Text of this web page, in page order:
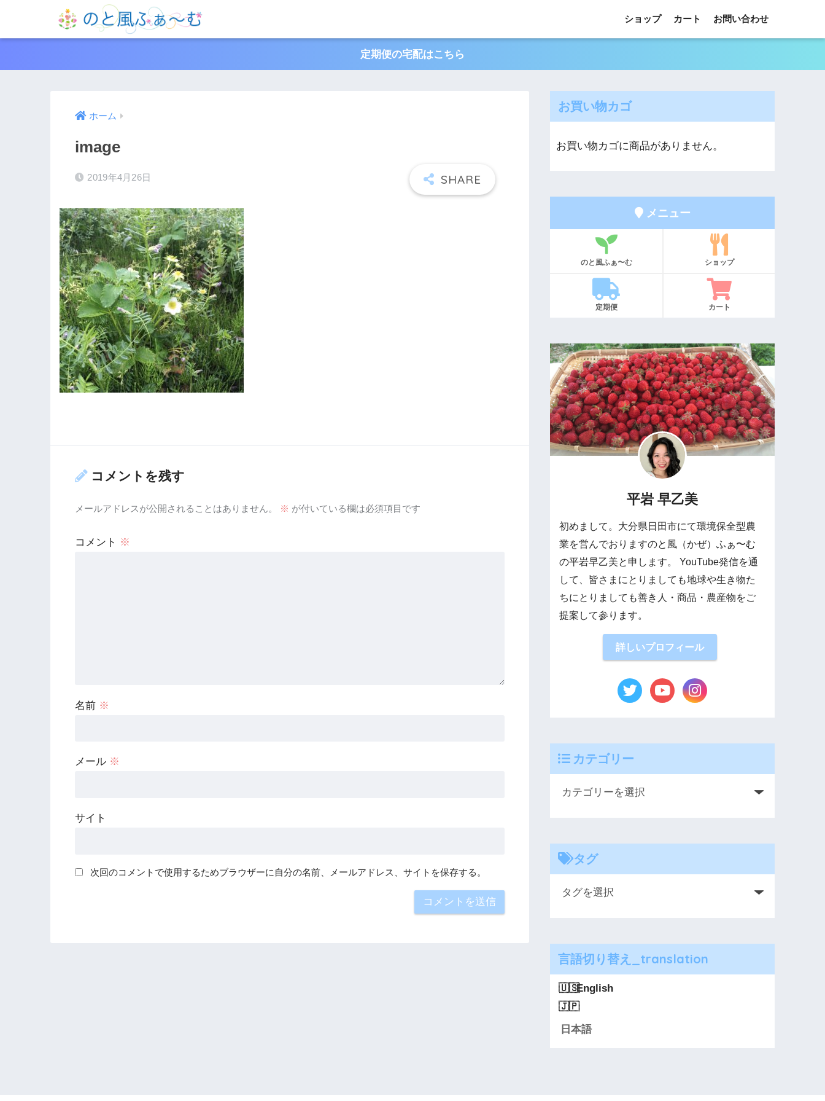
ショップ カート お問い合わせ
定期便の宅配はこちら
ホーム
image
2019年4月26日
コメントを残す
メールアドレスが公開されることはありません。 ※ が付いている欄は必須項目です
コメント ※
名前 ※
メール ※
サイト
次回のコメントで使用するためブラウザーに自分の名前、メールアドレス、サイトを保存する。
お買い物カゴ
お買い物カゴに商品がありません。
メニュー
のと風ふぁ〜む ショップ
定期便 カート
平岩 早乙美
初めまして。大分県日田市にて環境保全型農
業を営んでおりますのと風（かぜ）ふぁ〜む
の平岩早乙美と申します。 YouTube発信を通
して、皆さまにとりましても地球や生き物た
ちにとりましても善き人・商品・農産物をご
提案して参ります。
詳しいプロフィール
カテゴリー
タグ
言語切り替え_translation
English
日本語